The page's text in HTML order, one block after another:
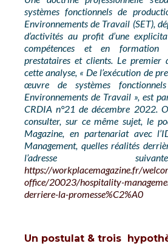
systèmes fonctionnels de
Environnements de Travail (SET),
d’activités au profit d’une
compétences et en formation
prestataires et clients. Le premier
cette analyse, « De l’exécution de
œuvre de systèmes
Environnements de Travail », est
CRDIA n°21 de décembre 2022.
consulter, sur ce même sujet, le
Magazine, en partenariat avec
Management, quelles réalités
l’adresse
https://workplacemagazine.fr/
office/20023/hospitality-
derriere-la-promesse%C2%A0
Un postulat & trois